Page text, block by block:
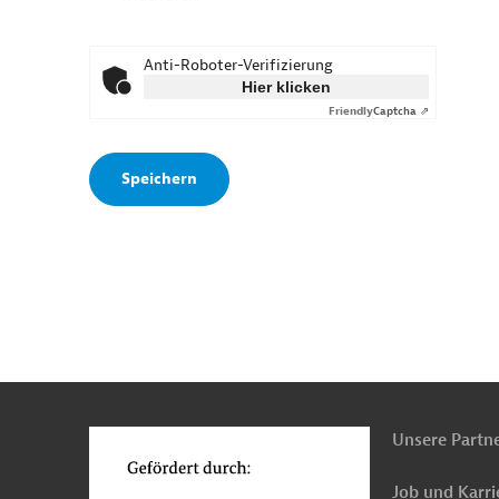
Anti-Roboter-Verifizierung
Hier klicken
FriendlyCaptcha ⇗
Unsere
Job und